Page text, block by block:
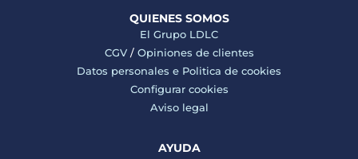
QUIENES SOMOS
El Grupo LDLC
CGV/ Opiniones de clientes
Datos personales e Politica de cookies
Configurar cookies
Aviso legal
AYUDA